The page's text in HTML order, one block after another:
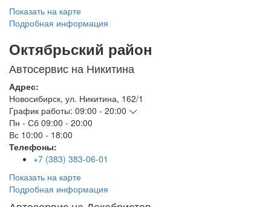
Показать на карте
Подробная информация
Октябрьский район
Автосервис на Никитина
Адрес:
Новосибирск, ул. Никитина, 162/1
График работы: 09:00 - 20:00
Пн - Сб 09:00 - 20:00
Вс 10:00 - 18:00
Телефоны:
+7 (383) 383-06-01
Показать на карте
Подробная информация